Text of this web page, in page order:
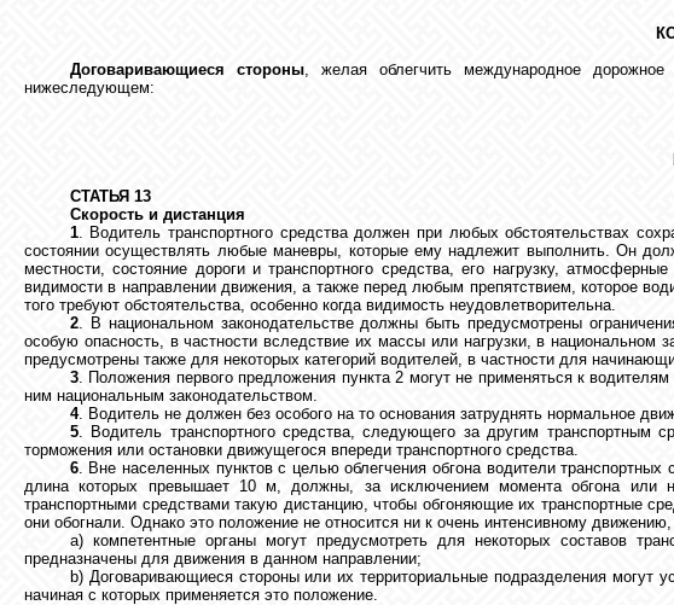
Договаривающиеся стороны, желая облегчить международное
нижеследующем:
СТАТЬЯ 13
Скорость и дистанция
1. Водитель транспортного средства должен при любых обстоятельствах
состоянии осуществлять любые маневры, которые ему надлежит выполнить. Он
местности, состояние дороги и транспортного средства, его нагрузку,
видимости в направлении движения, а также перед любым препятствием, которое
того требуют обстоятельства, особенно когда видимость неудовлетворительна.
2. В национальном законодательстве должны быть предусмотрены
особую опасность, в частности вследствие их массы или нагрузки, в
предусмотрены также для некоторых категорий водителей, в частности для
3. Положения первого предложения пункта 2 могут не применяться к
ним национальным законодательством.
4. Водитель не должен без особого на то основания затруднять нормальное
5. Водитель транспортного средства, следующего за другим транспортным
торможения или остановки движущегося впереди транспортного средства.
6. Вне населенных пунктов с целью облегчения обгона водители
длина которых превышает 10 м, должны, за исключением момента обгона или
транспортными средствами такую дистанцию, чтобы обгоняющие их транспортные
они обогнали. Однако это положение не относится ни к очень интенсивному
а) компетентные органы могут предусмотреть для некоторых составов
предназначены для движения в данном направлении;
b) Договаривающиеся стороны или их территориальные подразделения могут
начиная с которых применяется это положение.